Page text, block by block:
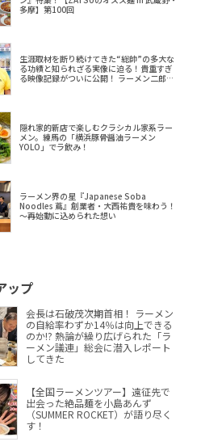
多摩】第100回
生涯取材を断り続けてきた“総帥”の多大な
る功績と知られざる実像に迫る！貴重すぎ
る映像記録がついに公開！ ラーメン二郎
隠れ家的新店で楽しむクラシカル家系ラー
メン。練馬の「横浜豚骨醤油ラーメン
YOLO」でラ飲み！
ラーメン界の星『Japanese Soba
Noodles 蔦』創業者・大西祐貴を味わう！
～再始動に込められた想い
ップ
会長は石破茂次期首相！ ラーメン
の自給率わずか14％は向上できる
のか!? 熱論が繰り広げられた「ラ
ーメン議連」総会に潜入レポート
してきた
【全国ラーメンツアー】遠征先で
出会った絶品麺を小島あんず
（SUMMER ROCKET）が語り尽く
す！